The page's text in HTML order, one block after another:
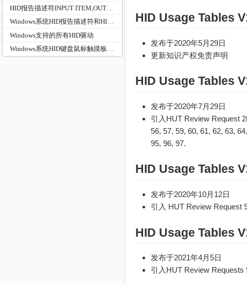
Windows系统HID报告描述符和HID报告数据最大最小长度
Windows支持的所有HID驱动
Windows系统HID键盘鼠标触摸板驱动程序架构
HID Usage Tables
发布于2020年5月29日
更新知识产权免责声明
HID Usage Tables
发布于2020年7月29日
引入HUT Review Request
56, 57, 59, 60, 61, 62, 63,
95, 96, 97.
HID Usage Tables
发布于2020年10月12日
引入 HUT Review Request
HID Usage Tables
发布于2021年4月5日
引入HUT Review Requests